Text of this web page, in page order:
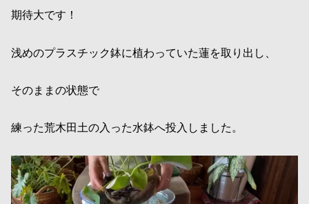
期待大です！
浅めのプラスチック鉢に植わっていた蓮を取り出し、
そのままの状態で
練った荒木田土の入った水鉢へ投入しました。